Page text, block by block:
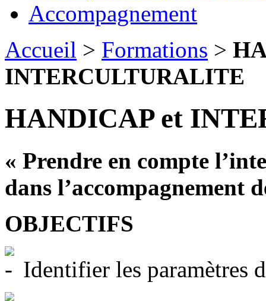
Accompagnement
Accueil > Formations >
INTERCULTURALITE
HANDICAP et
« Prendre en compte
dans l’accompagnement
OBJECTIFS
Identifier les paramètres